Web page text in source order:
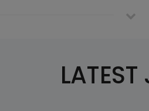
LATEST